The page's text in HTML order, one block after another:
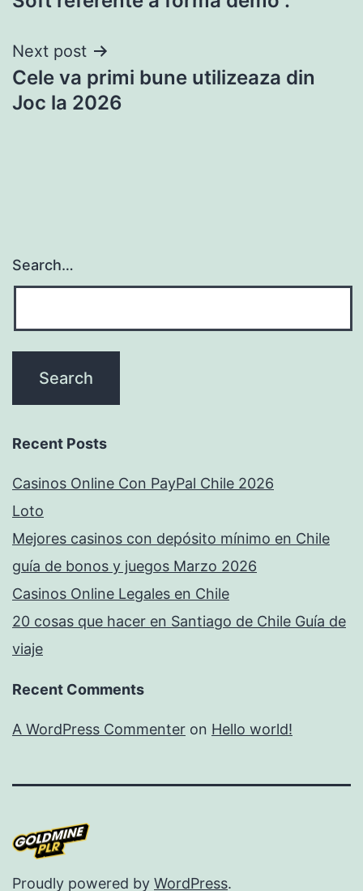
Next post
Cele va primi bune utilizeaza din
Joc la 2026
Search…
Recent Posts
Casinos Online Con PayPal Chile 2026
Loto
Mejores casinos con depósito mínimo en Chile
guía de bonos y juegos Marzo 2026
Casinos Online Legales en Chile
20 cosas que hacer en Santiago de Chile Guía de
viaje
Recent Comments
A WordPress Commenter on Hello world!
Proudly powered by WordPress.